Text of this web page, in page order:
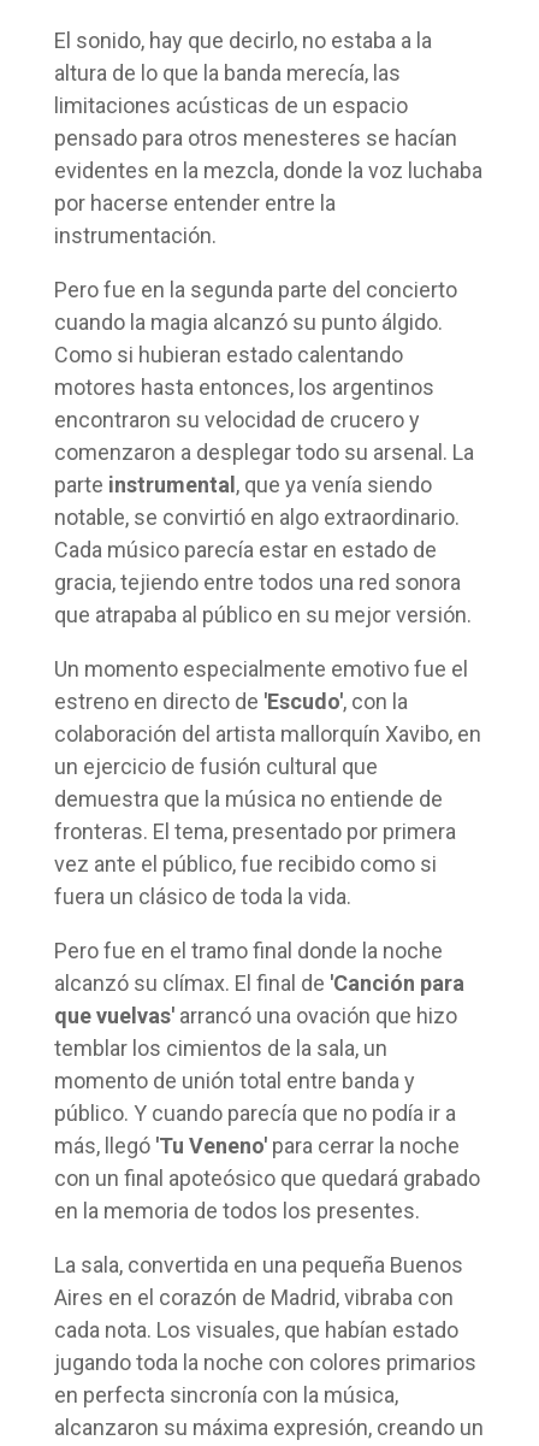
El sonido, hay que decirlo, no estaba a la
altura de lo que la banda merecía, las
limitaciones acústicas de un espacio
pensado para otros menesteres se hacían
evidentes en la mezcla, donde la voz luchaba
por hacerse entender entre la
instrumentación.
Pero fue en la segunda parte del concierto
cuando la magia alcanzó su punto álgido.
Como si hubieran estado calentando
motores hasta entonces, los argentinos
encontraron su velocidad de crucero y
comenzaron a desplegar todo su arsenal. La
parte instrumental , que ya venía siendo
notable, se convirtió en algo extraordinario.
Cada músico parecía estar en estado de
gracia, tejiendo entre todos una red sonora
que atrapaba al público en su mejor versión.
Un momento especialmente emotivo fue el
estreno en directo de 'Escudo', con la
colaboración del artista mallorquín Xavibo, en
un ejercicio de fusión cultural que
demuestra que la música no entiende de
fronteras. El tema, presentado por primera
vez ante el público, fue recibido como si
fuera un clásico de toda la vida.
Pero fue en el tramo final donde la noche
alcanzó su clímax. El final de 'Canción para
que vuelvas'arrancó una ovación que hizo
temblar los cimientos de la sala, un
momento de unión total entre banda y
público. Y cuando parecía que no podía ir a
más, llegó 'Tu Veneno'para cerrar la noche
con un final apoteósico que quedará grabado
en la memoria de todos los presentes.
La sala, convertida en una pequeña Buenos
Aires en el corazón de Madrid, vibraba con
cada nota. Los visuales, que habían estado
jugando toda la noche con colores primarios
en perfecta sincronía con la música,
alcanzaron su máxima expresión, creando un